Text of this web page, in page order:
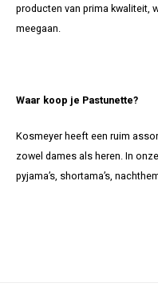
producten van prima kwaliteit,
meegaan.
Waar koop je Pastunette?
Kosmeyer heeft een ruim
zowel dames als heren. In
pyjama’s, shortama’s,